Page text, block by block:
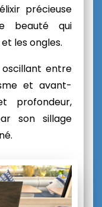
précieuse
beauté qui
les ongles.
entre
et avant-
profondeur,
son sillage